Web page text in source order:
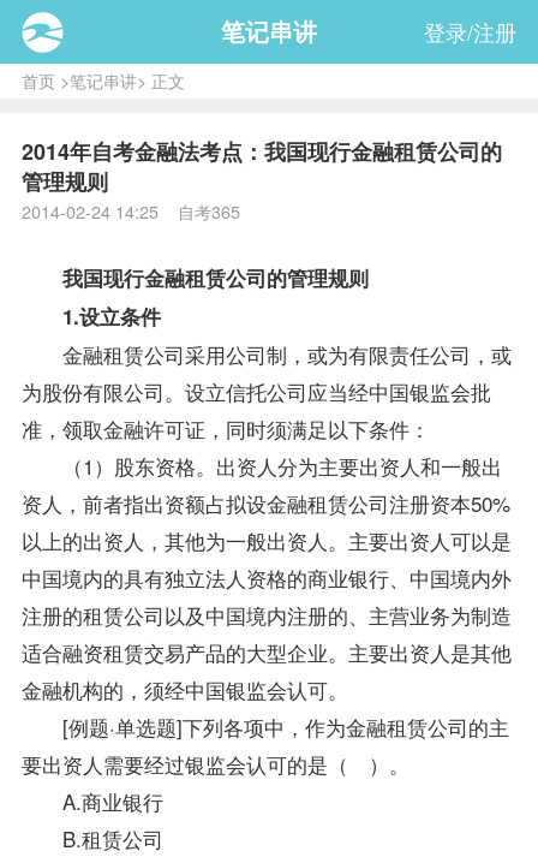
笔记串讲 登录/注册
首页>笔记串讲> 正文
2014年自考金融法考点：我国现行金融租赁公司的
管理规则
2014-02-24 14:25 自考365
我国现行金融租赁公司的管理规则
1.设立条件
金融租赁公司采用公司制，或为有限责任公司，或
为股份有限公司。设立信托公司应当经中国银监会批
准，领取金融许可证，同时须满足以下条件：
（1）股东资格。出资人分为主要出资人和一般出
资人，前者指出资额占拟设金融租赁公司注册资本50%
以上的出资人，其他为一般出资人。主要出资人可以是
中国境内的具有独立法人资格的商业银行、中国境内外
注册的租赁公司以及中国境内注册的、主营业务为制造
适合融资租赁交易产品的大型企业。主要出资人是其他
金融机构的，须经中国银监会认可。
[例题·单选题]下列各项中，作为金融租赁公司的主
要出资人需要经过银监会认可的是（ ）。
A.商业银行
B.租赁公司